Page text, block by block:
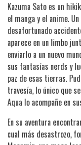
Kazuma Sato es un
el manga y el anime.
desafortunado
aparece en un limbo
enviarlo a un nuevo
sus fantasías nerds y
paz de esas tierras.
travesía, lo único que
Aqua lo acompañe en
En su aventura
cual más desastrozo,